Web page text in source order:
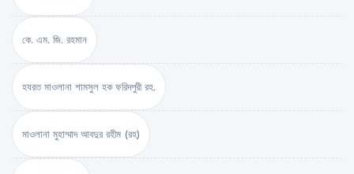
কে. এম. জি. রহমান
হযরত মাওলানা শামসুল হক ফরিদপুরী রহ.
মাওলানা মুহাম্মাদ আবদুর রহীম (রহ)